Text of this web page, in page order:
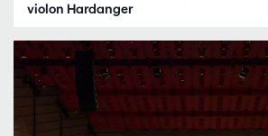
violon Hardanger